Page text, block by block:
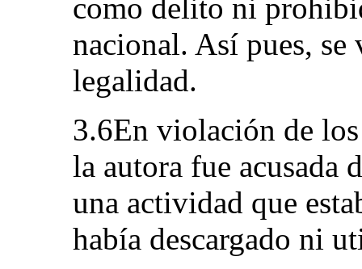
como delito ni
nacional. Así pues,
legalidad.
3.6En violación de
la autora fue acusada
una actividad que
había descargado ni